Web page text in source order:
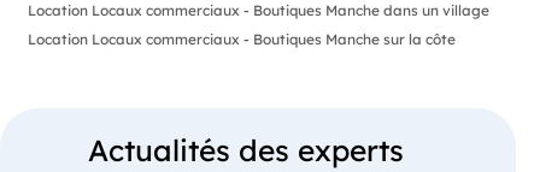
Location Locaux commerciaux - Boutiques Manche dans un village
Location Locaux commerciaux - Boutiques Manche sur la côte
Actualités des experts